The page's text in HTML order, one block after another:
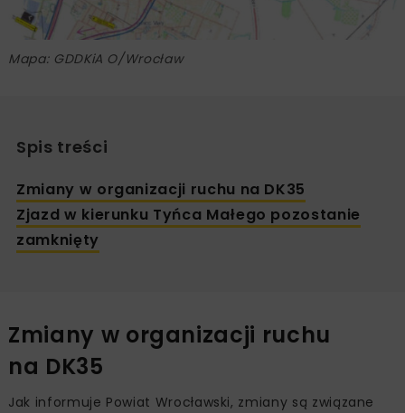
Mapa: GDDKiA O/Wrocław
Spis treści
Zmiany w organizacji ruchu na DK35
Zjazd w kierunku Tyńca Małego pozostanie
zamknięty
Zmiany w organizacji ruchu
na DK35
Jak informuje Powiat Wrocławski, zmiany są związane